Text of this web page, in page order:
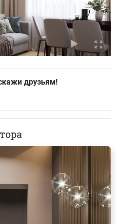
друзьям!